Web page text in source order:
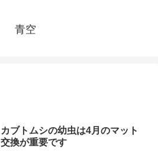
青空
カブトムシの幼虫は4月のマット
交換が重要です